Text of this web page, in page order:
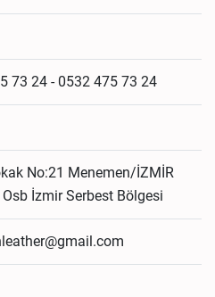
73 24 - 0532 475 73 24
No:21 Menemen/İZMİR
İzmir Serbest Bölgesi